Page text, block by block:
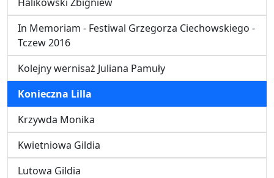
In Memoriam - Festiwal Grzegorza Ciechowskiego -
Tczew 2016
Kolejny wernisaż Juliana Pamuły
Konieczna Lilla
Krzywda Monika
Kwietniowa Gildia
Lutowa Gildia